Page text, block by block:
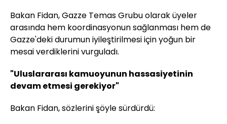
Bakan Fidan, Gazze Temas Grubu olarak üyeler
arasında hem koordinasyonun sağlanması hem de
Gazze'deki durumun iyileştirilmesi için yoğun bir
mesai verdiklerini vurguladı.
"Uluslararası kamuoyunun hassasiyetinin
devam etmesi gerekiyor"
Bakan Fidan, sözlerini şöyle sürdürdü: